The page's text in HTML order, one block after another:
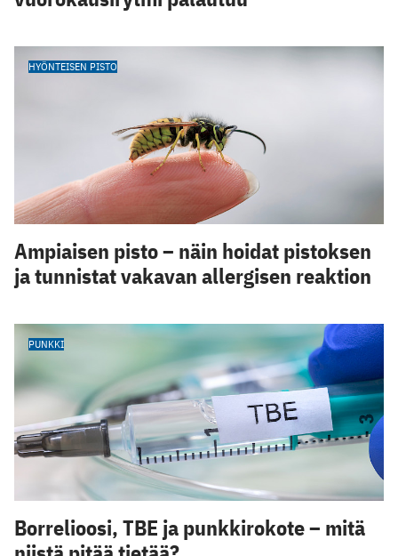
HYÖNTEISEN PISTO
Ampiaisen pisto – näin hoidat pistoksen
ja tunnistat vakavan allergisen reaktion
PUNKKI
Borrelioosi, TBE ja punkkirokote – mitä